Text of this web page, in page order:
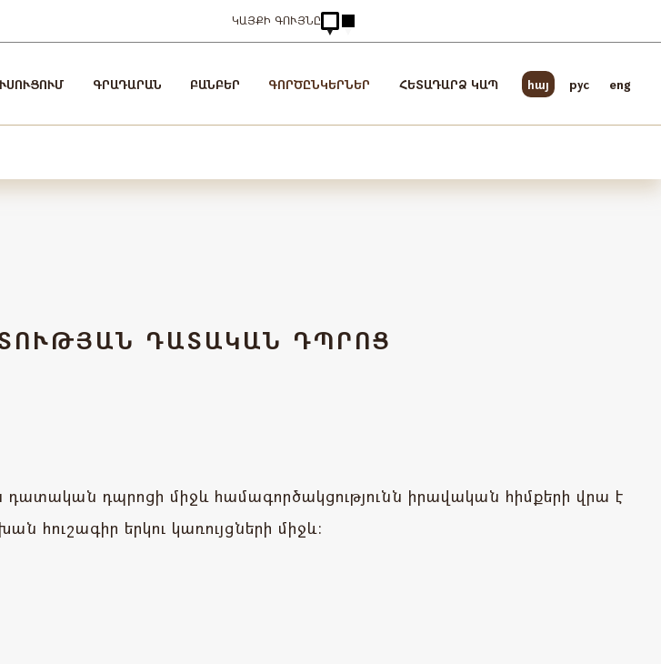
ԿԱՅՔԻ ԳՈՒՅՆԸ
ԳՐԱԴԱՐԱՆ ԲԱՆԲԵՐ ԳՈՐԾԸՆԿԵՐՆԵՐ ՀԵՏԱԴԱՐՁ ԿԱՊ հայ pyc eng
ԴԱՏԱԿԱՆ ԴՊՐՈՑ
դպրոցի միջև համագործակցությունն իրավական հիմքերի վրա է
հուշագիր երկու կառույցների միջև: